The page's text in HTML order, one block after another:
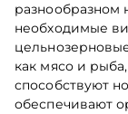
разнообразном
необходимые
как мясо и
способствуют
обеспечивают